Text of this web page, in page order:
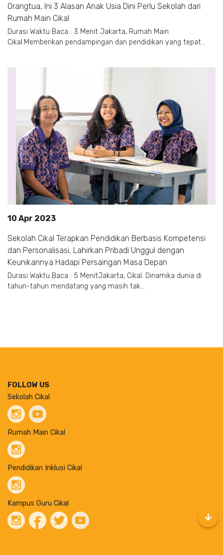
Orangtua, Ini 3 Alasan Anak Usia Dini Perlu Sekolah dari
Rumah Main Cikal
Durasi Waktu Baca : 3 Menit Jakarta, Rumah Main
Cikal.Memberikan pendampingan dan pendidikan yang tepat...
10 Apr 2023
Sekolah Cikal Terapkan Pendidikan Berbasis Kompetensi
dan Personalisasi, Lahirkan Pribadi Unggul dengan
Keunikannya Hadapi Persaingan Masa Depan
Durasi Waktu Baca : 5 MenitJakarta, Cikal. Dinamika dunia di
tahun-tahun mendatang yang masih tak...
FOLLOW US
Sekolah Cikal
Rumah Main Cikal
Pendidikan Inklusi Cikal
Kampus Guru Cikal